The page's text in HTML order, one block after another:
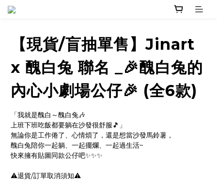
【現貨/盲抽單售】Jinart
x 醜白兔 聯名 _🎉醜白兔的
內心小劇場公仔🎉 (全6款)
「我就是醜白～醜白兔🎶
上班下班吃飯都要躺在沙發很舒服🎵」
無論你是工作倦了、心情煩了，還是想當沙發馬鈴薯，
醜白兔陪你一起躺、一起擺爛、一起過生活~
快來擁有貼圖同款公仔吧✨✨✨
⚠️退貨/訂單取消須知⚠️